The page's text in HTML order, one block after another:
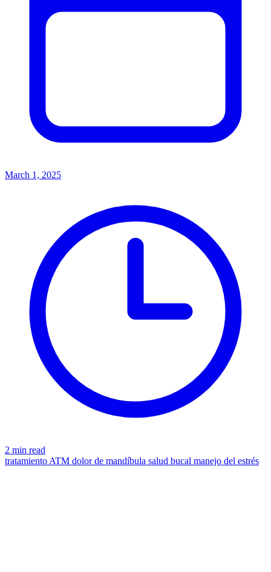
March 1, 2025
2 min read
tratamiento ATM dolor de mandíbula salud bucal manejo del estrés